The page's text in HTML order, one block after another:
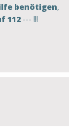
benötigen,
112 --- !!!